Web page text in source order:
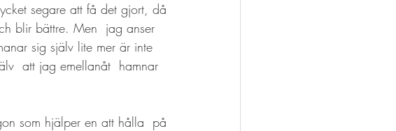
segare att få det gjort, då
blir bättre. Men  jag anser
sig själv lite mer är inte
att jag emellanåt  hamnar
som hjälper en att hålla  på